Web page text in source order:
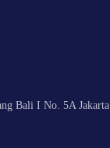
Bali I No. 5A Jakarta